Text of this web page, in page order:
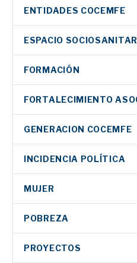
ENTIDADES COCEMFE
ESPACIO
FORMACIÓN
FORTALECIMIENTO
GENERACION COCEMFE
INCIDENCIA POLÍTICA
MUJER
POBREZA
PROYECTOS